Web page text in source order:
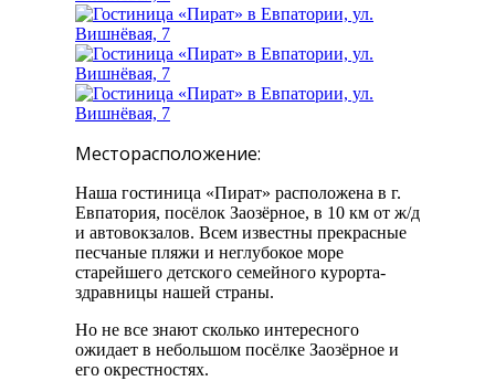
Месторасположение:
Наша гостиница «Пират» расположена в г.
Евпатория, посёлок Заозёрное, в 10 км от ж/д
и автовокзалов. Всем известны прекрасные
песчаные пляжи и неглубокое море
старейшего детского семейного курорта-
здравницы нашей страны.
Но не все знают сколько интересного
ожидает в небольшом посёлке Заозёрное и
его окрестностях.